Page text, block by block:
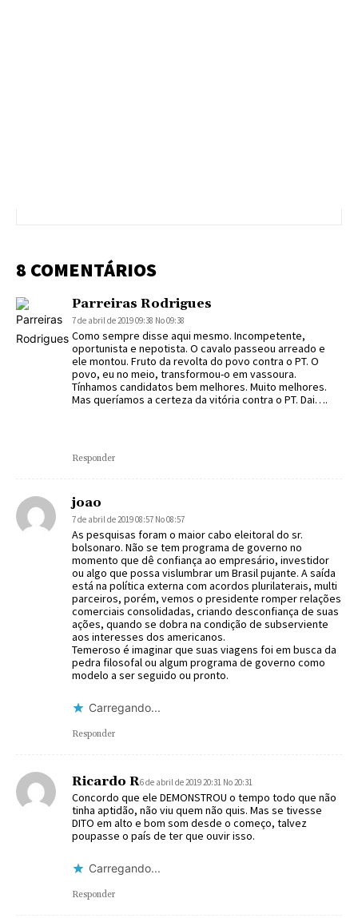
8 COMENTÁRIOS
Parreiras Rodrigues
7 de abril de 2019 09:38 No 09:38
Como sempre disse aqui mesmo. Incompetente,
oportunista e nepotista. O cavalo passeou arreado e
ele montou. Fruto da revolta do povo contra o PT. O
povo, eu no meio, transformou-o em vassoura.
Tínhamos candidatos bem melhores. Muito melhores.
Mas queríamos a certeza da vitória contra o PT. Dai….
Responder
joao
7 de abril de 2019 08:57 No 08:57
As pesquisas foram o maior cabo eleitoral do sr.
bolsonaro. Não se tem programa de governo no
momento que dê confiança ao empresário, investidor
ou algo que possa vislumbrar um Brasil pujante. A saída
está na política externa com acordos plurilaterais, multi
parceiros, porém, vemos o presidente romper relações
comerciais consolidadas, criando desconfiança de suas
ações, quando se dobra na condição de subserviente
aos interesses dos americanos.
Temeroso é imaginar que suas viagens foi em busca da
pedra filosofal ou algum programa de governo como
modelo a ser seguido ou pronto.
Carregando...
Responder
Ricardo R6 de abril de 2019 20:31 No 20:31
Concordo que ele DEMONSTROU o tempo todo que não
tinha aptidão, não viu quem não quis. Mas se tivesse
DITO em alto e bom som desde o começo, talvez
poupasse o país de ter que ouvir isso.
Carregando...
Responder